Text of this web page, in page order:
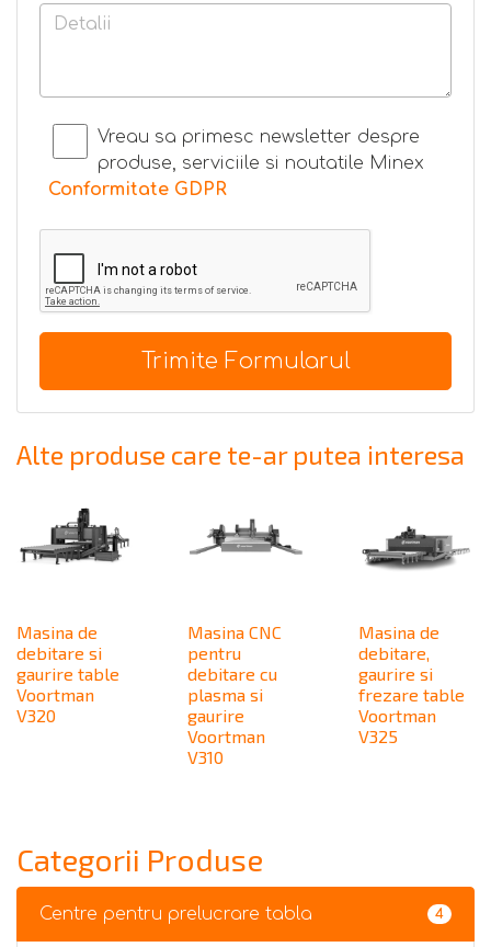
Vreau sa primesc newsletter despre
produse, serviciile si noutatile Minex
Conformitate GDPR
Trimite Formularul
Alte produse care te-ar putea interesa
Masina de
debitare si
gaurire table
Voortman
V320
Masina CNC
pentru
debitare cu
plasma si
gaurire
Voortman
V310
Masina de
debitare,
gaurire si
frezare table
Voortman
V325
Categorii Produse
Centre pentru prelucrare tabla 4